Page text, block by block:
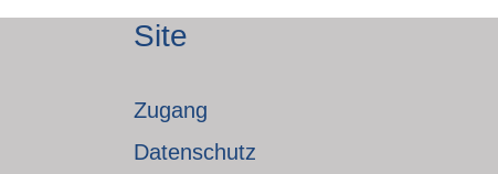
Site
Zugang
Datenschutz